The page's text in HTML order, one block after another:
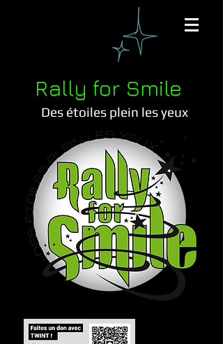
Rally for Smile
Des étoiles plein les yeux